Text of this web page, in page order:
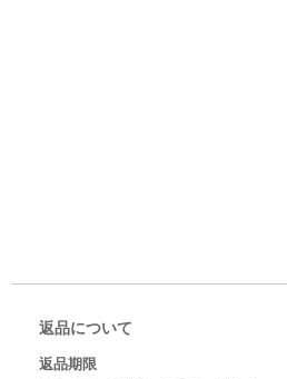
返品について
返品期限